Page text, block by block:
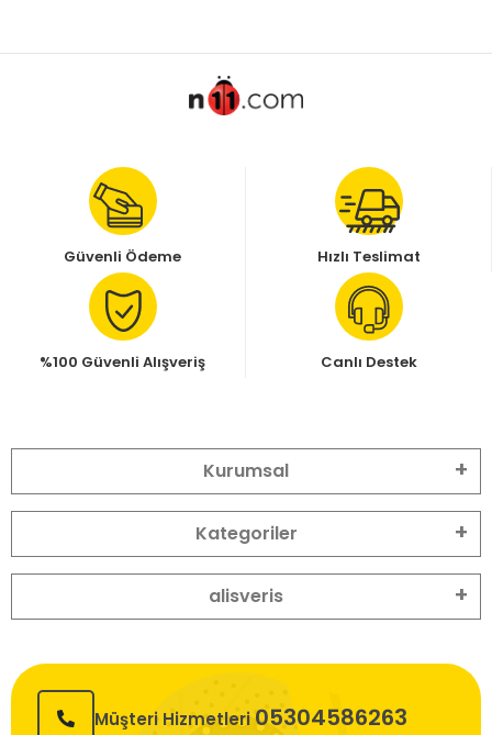
Güvenli Ödeme Hızlı Teslimat
%100 Güvenli Alışveriş Canlı Destek
Kurumsal
Kategoriler
alisveris
Müşteri Hizmetleri 05304586263